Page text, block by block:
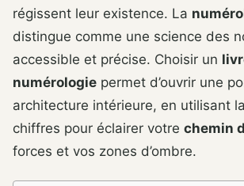
régissent leur existence. La
distingue comme une science des
accessible et précise. Choisir un
numérologie permet d’ouvrir une
architecture intérieure, en utilisant
chiffres pour éclairer votre chemin
forces et vos zones d’ombre.